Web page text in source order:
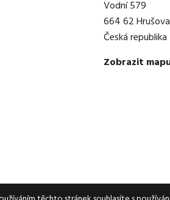
Vodní 579
664 62
Česká republika
Zobrazit